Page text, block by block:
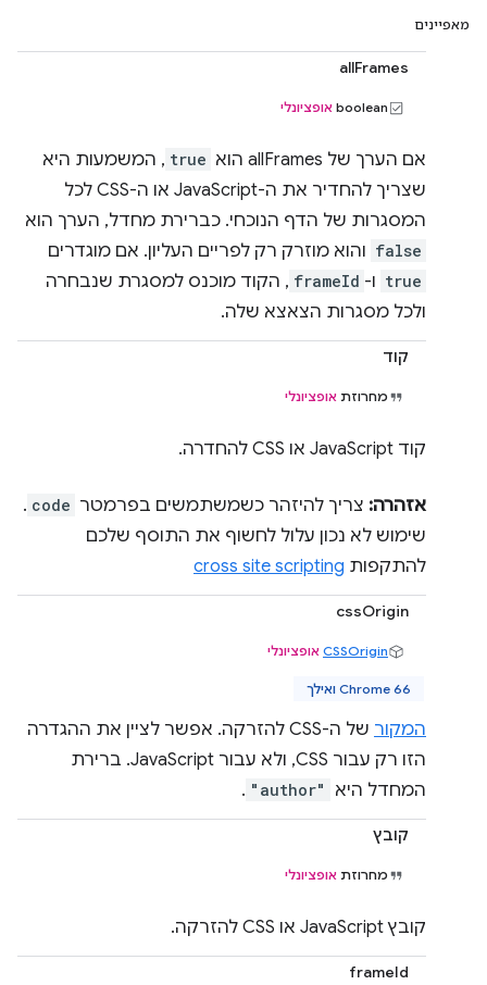
מאפיינים
allFrames
‫boolean אופציונלי
אם הערך של allFrames הוא true , המשמעות היא
שצריך להחדיר את ה-JavaScript או ה-CSS לכל
המסגרות של הדף הנוכחי. כברירת מחדל, הערך הוא
false והוא מוזרק רק לפריים העליון. אם מוגדרים
true ו- frameId , הקוד מוכנס למסגרת שנבחרה
ולכל מסגרות הצאצא שלה.
קוד
מחרוזת אופציונלי
קוד JavaScript או CSS להחדרה.
אזהרה: צריך להיזהר כשמשתמשים בפרמטר code
.
שימוש לא נכון עלול לחשוף את התוסף שלכם
להתקפות cross site scripting
cssOrigin
CSSOrigin אופציונלי
Chrome 66 ואילך
המקור
של ה-CSS להזרקה. אפשר לציין את ההגדרה
הזו רק עבור CSS, ולא עבור JavaScript. ברירת
המחדל היא
"author"
.
קובץ
מחרוזת אופציונלי
קובץ JavaScript או CSS להזרקה.
frameId